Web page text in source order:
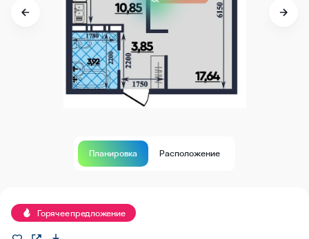
Планировка Расположение
Горячее предложение